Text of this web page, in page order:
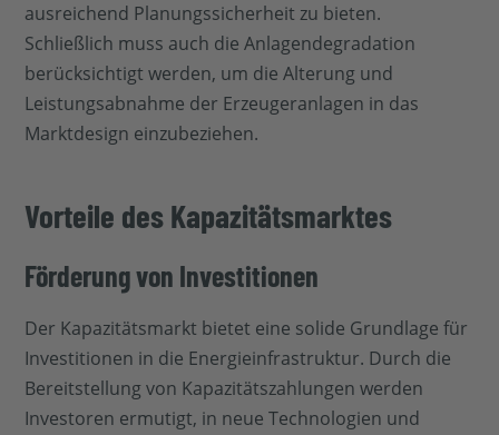
ausreichend Planungssicherheit zu bieten.
Schließlich muss auch die Anlagendegradation
berücksichtigt werden, um die Alterung und
Leistungsabnahme der Erzeugeranlagen in das
Marktdesign einzubeziehen.
Vorteile des Kapazitätsmarktes
Förderung von Investitionen
Der Kapazitätsmarkt bietet eine solide Grundlage für
Investitionen in die Energieinfrastruktur. Durch die
Bereitstellung von Kapazitätszahlungen werden
Investoren ermutigt, in neue Technologien und